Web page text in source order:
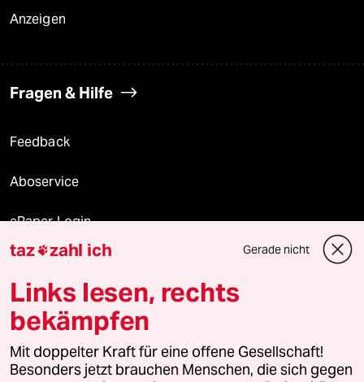
Anzeigen
Fragen & Hilfe
Feedback
Aboservice
ePaper Login
Downloads für Abonnierende
© 2026 taz Verlags und Vertriebs GmbH
Alle Rechte vorbehalten. Bei rechtlichen Fragen oder für Genehmigungen
wenden Sie sich bitte an
lizenzen@taz.de
taz zahl ich Gerade nicht
Links lesen, rechts
bekämpfen
Mit doppelter Kraft für eine offene Gesellschaft!
Besonders jetzt brauchen Menschen, die sich gegen